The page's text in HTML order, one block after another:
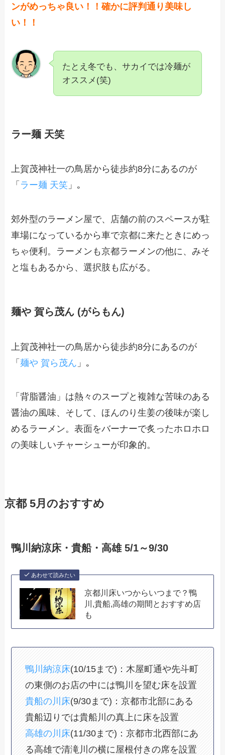
ンがめっちゃ良い！！確かに評判通り美味し
い！！
たとえ冬でも、サカイでは冷麺が
オススメ(笑)
ラー麺 天笑
上賀茂神社一の鳥居から徒歩約8分にあるのが
「 ラー麺 天笑 」｡
郊外型のラーメン屋で、店舗の前のスペースが駐
車場になっているから車で京都に来たときにめっ
ちゃ便利。ラーメンも京都ラーメンの他に、みそ
と塩もあるから、選択肢も広がる。
麺や 賀ら茂ん (がらもん)
上賀茂神社一の鳥居から徒歩約8分にあるのが
「 麺や 賀ら茂ん 」｡
「背脂醤油」は熱々のスープと複雑な苦味のある
醤油の風味、そして、ほんのり生姜の後味が楽し
めるラーメン。表面をバーナーで炙ったホロホロ
の美味しいチャーシューが印象的。
京都 5月のおすすめ
鴨川納涼床・貴船・高雄 5/1～9/30
あわせて読みたい
京都川床いつからいつまで？鴨
川,貴船,高雄の期間とおすすめ店
も
鴨川納涼床(10/15まで)：木屋町通や先斗町
の東側のお店の中には鴨川を望む床を設置
貴船の川床(9/30まで)：京都市北部にある
貴船辺りでは貴船川の真上に床を設置
高雄の川床(11/30まで)：京都市北西部にあ
る高雄で清滝川の横に屋根付きの席を設置